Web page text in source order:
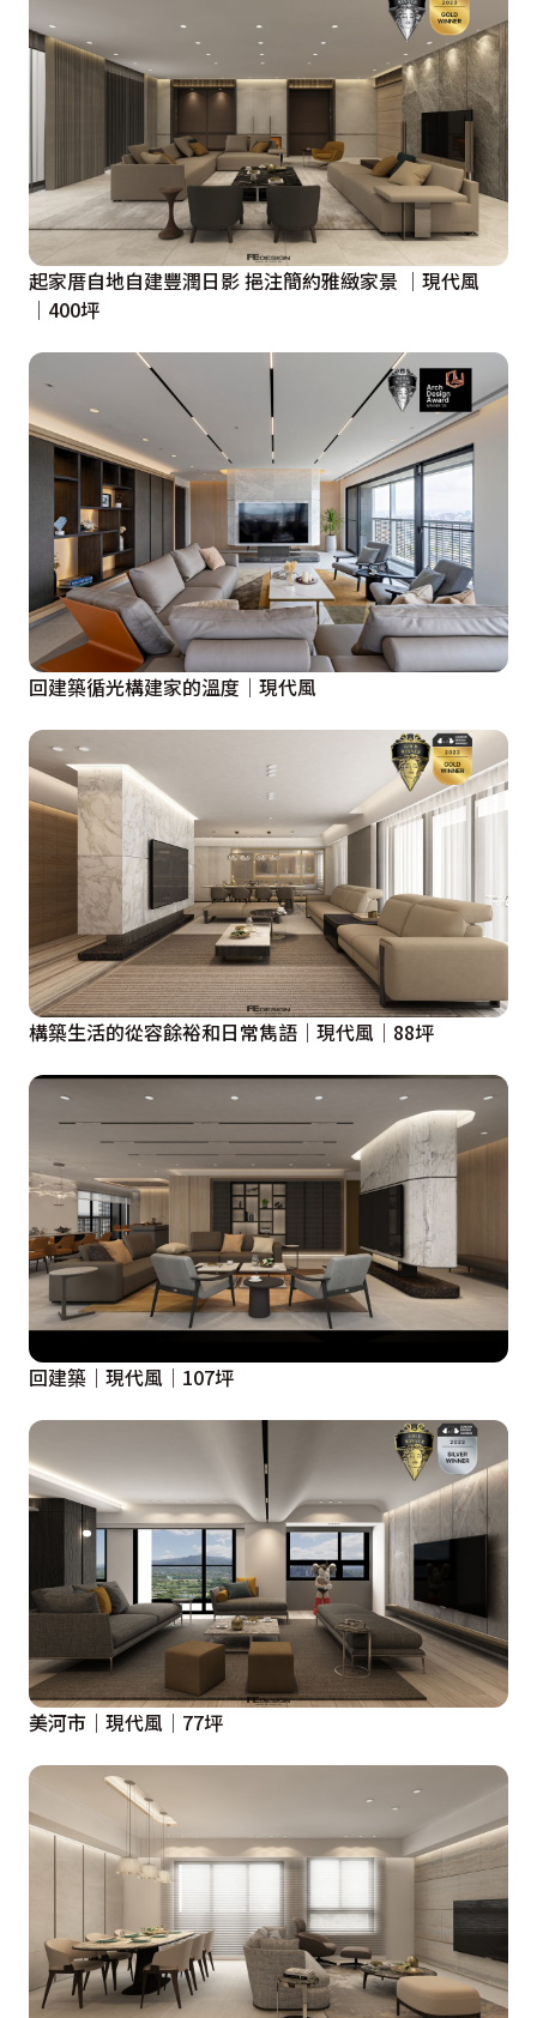
起家厝自地自建豐潤日影 挹注簡約雅緻家景 │現代風
│400坪
回建築循光構建家的溫度│現代風
構築生活的從容餘裕和日常雋語│現代風│88坪
回建築│現代風│107坪
美河市│現代風│77坪